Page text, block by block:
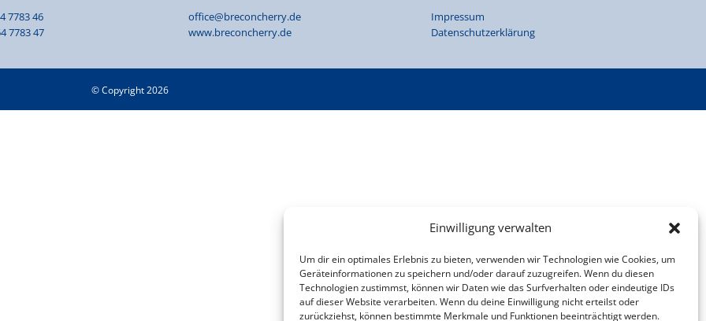
Einwilligung verwalten
Um dir ein optimales Erlebnis zu bieten, verwenden wir Technologien wie Cookies, um
Geräteinformationen zu speichern und/oder darauf zuzugreifen. Wenn du diesen
Technologien zustimmst, können wir Daten wie das Surfverhalten oder eindeutige IDs
auf dieser Website verarbeiten. Wenn du deine Einwilligung nicht erteilst oder
zurückziehst, können bestimmte Merkmale und Funktionen beeinträchtigt werden.
7783 46
7783 47
office@breconcherry.de
www.breconcherry.de
Impressum
Datenschutzerklärung
© Copyright 2026